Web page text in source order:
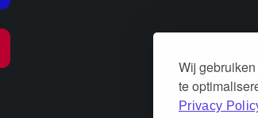
Wij
te
Privacy